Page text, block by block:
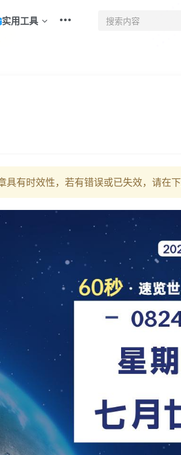
实用工具
具有时效性，若有错误或已失效，请在下